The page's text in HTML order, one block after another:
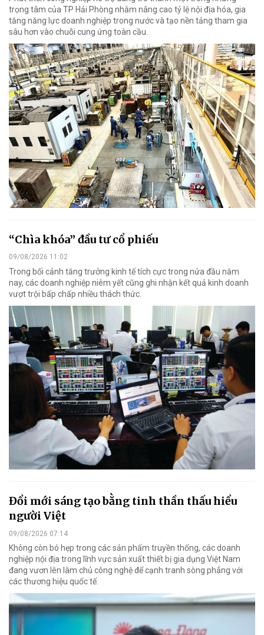
trọng tâm của TP Hải Phòng nhằm nâng cao tỷ lệ nội địa hóa, gia
tăng năng lực doanh nghiệp trong nước và tạo nền tảng tham gia
sâu hơn vào chuỗi cung ứng toàn cầu.
“Chìa khóa” đầu tư cổ phiếu
09/08/2026 11:02
Trong bối cảnh tăng trưởng kinh tế tích cực trong nửa đầu năm
nay, các doanh nghiệp niêm yết cũng ghi nhận kết quả kinh doanh
vượt trội bấp chấp nhiều thách thức.
Đổi mới sáng tạo bằng tinh thần thấu hiểu
người Việt
09/08/2026 07:14
Không còn bó hẹp trong các sản phẩm truyền thống, các doanh
nghiệp nội địa trong lĩnh vực sản xuất thiết bị gia dụng Việt Nam
đang vươn lên làm chủ công nghệ để cạnh tranh sòng phẳng với
các thương hiệu quốc tế.